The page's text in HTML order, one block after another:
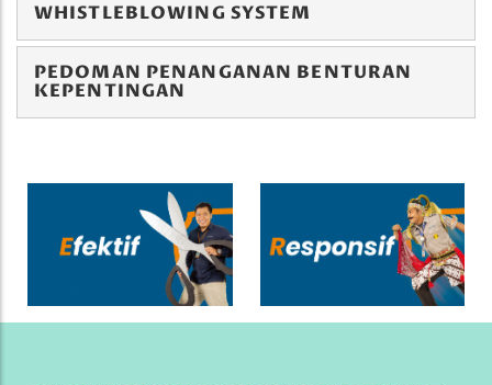
WHISTLEBLOWING SYSTEM
PEDOMAN PENANGANAN BENTURAN
KEPENTINGAN